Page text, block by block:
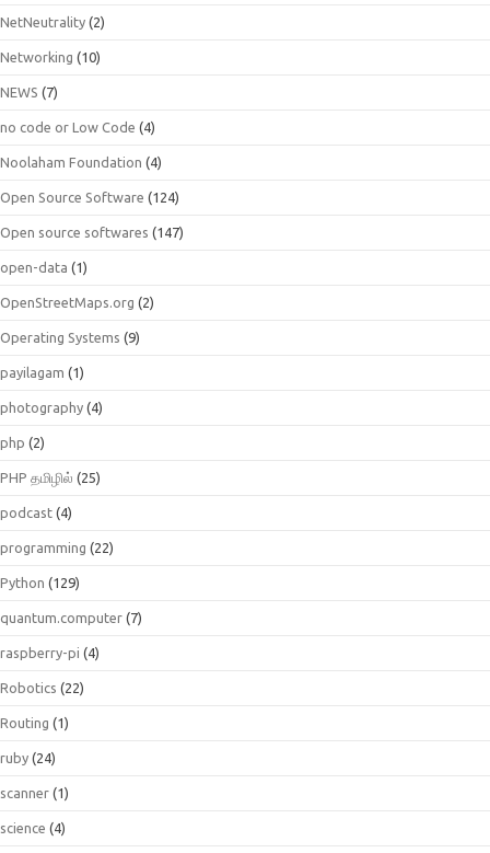
NetNeutrality (2)
Networking (10)
NEWS (7)
no code or Low Code (4)
Noolaham Foundation (4)
Open Source Software (124)
Open source softwares (147)
open-data (1)
OpenStreetMaps.org (2)
Operating Systems (9)
payilagam (1)
photography (4)
php (2)
PHP தமிழில் (25)
podcast (4)
programming (22)
Python (129)
quantum.computer (7)
raspberry-pi (4)
Robotics (22)
Routing (1)
ruby (24)
scanner (1)
science (4)